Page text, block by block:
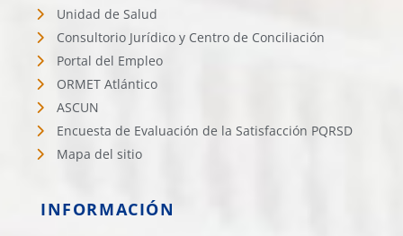
Unidad de Salud
Consultorio Jurídico y Centro de Conciliación
Portal del Empleo
ORMET Atlántico
ASCUN
Encuesta de Evaluación de la Satisfacción PQRSD
Mapa del sitio
INFORMACIÓN